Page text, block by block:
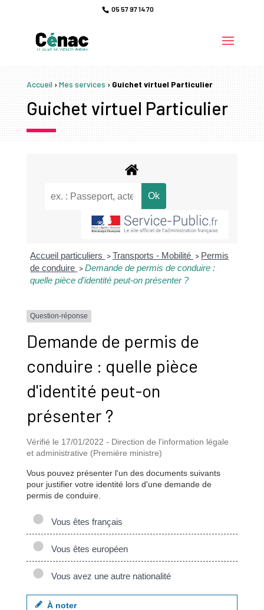
05 57 97 14 70
Accueil›Mes services›Guichet virtuel Particulier
Guichet virtuel Particulier
Accueil particuliers > Transports - Mobilité > Permis
de conduire > Demande de permis de conduire :
quelle pièce d'identité peut-on présenter ?
Question-réponse
Demande de permis de
conduire : quelle pièce
d'identité peut-on
présenter ?
Vérifié le 17/01/2022 - Direction de l'information légale
et administrative (Première ministre)
Vous pouvez présenter l'un des documents suivants
pour justifier votre identité lors d'une demande de
permis de conduire.
Vous êtes français
Vous êtes européen
Vous avez une autre nationalité
À noter